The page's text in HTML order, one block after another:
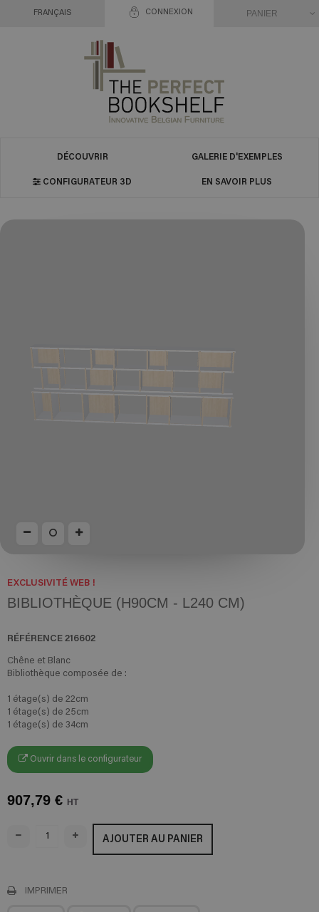
CONNEXION
FRANÇAIS PANIER
DÉCOUVRIR GALERIE D'EXEMPLES
CONFIGURATEUR 3D EN SAVOIR PLUS
EXCLUSIVITÉ WEB !
BIBLIOTHÈQUE (H90CM - L240 CM)
RÉFÉRENCE216602
Chêne et Blanc
Bibliothèque composée de :
1 étage(s) de 22cm
1 étage(s) de 25cm
1 étage(s) de 34cm
Ouvrir dans le configurateur
907,79 € HT
AJOUTER AU PANIER
IMPRIMER